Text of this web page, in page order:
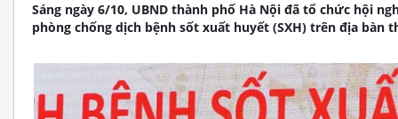
Sáng ngày 6/10, UBND thành phố Hà Nội đã tổ chức hội
phòng chống dịch bệnh sốt xuất huyết (SXH) trên địa bàn